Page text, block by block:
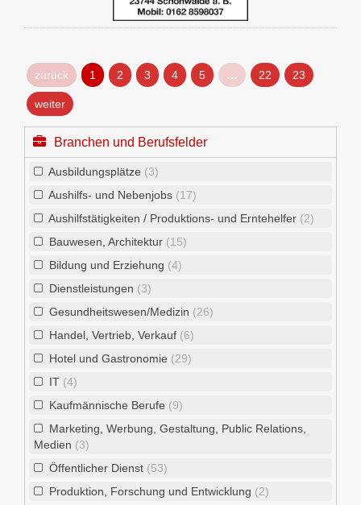
zurück 1 2 3 4 5 … 22 23
weiter
Branchen und Berufsfelder
Ausbildungsplätze (3)
Aushilfs- und Nebenjobs (17)
Aushilfstätigkeiten / Produktions- und Erntehelfer (2)
Bauwesen, Architektur (15)
Bildung und Erziehung (4)
Dienstleistungen (3)
Gesundheitswesen/Medizin (26)
Handel, Vertrieb, Verkauf (6)
Hotel und Gastronomie (29)
IT (4)
Kaufmännische Berufe (9)
Marketing, Werbung, Gestaltung, Public Relations,
Medien (3)
Öffentlicher Dienst (53)
Produktion, Forschung und Entwicklung (2)